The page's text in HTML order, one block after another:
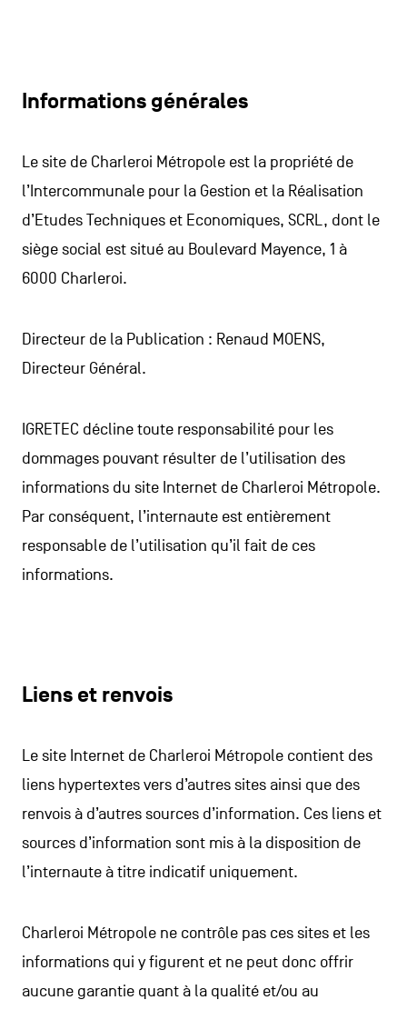
Informations générales
Le site de Charleroi Métropole est la propriété de
l’Intercommunale pour la Gestion et la Réalisation
d’Etudes Techniques et Economiques, SCRL, dont le
siège social est situé au Boulevard Mayence, 1 à
6000 Charleroi.
Directeur de la Publication : Renaud MOENS,
Directeur Général.
IGRETEC décline toute responsabilité pour les
dommages pouvant résulter de l’utilisation des
informations du site Internet de Charleroi Métropole.
Par conséquent, l’internaute est entièrement
responsable de l’utilisation qu’il fait de ces
informations.
Liens et renvois
Le site Internet de Charleroi Métropole contient des
liens hypertextes vers d’autres sites ainsi que des
renvois à d’autres sources d’information. Ces liens et
sources d’information sont mis à la disposition de
l’internaute à titre indicatif uniquement.
Charleroi Métropole ne contrôle pas ces sites et les
informations qui y figurent et ne peut donc offrir
aucune garantie quant à la qualité et/ou au